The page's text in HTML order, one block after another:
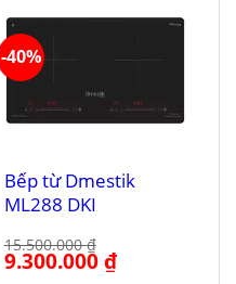
-40%
Bếp từ Dmestik
ML288 DKI
15.500.000₫
Giá
gốc
9.300.000₫Giá
hiện